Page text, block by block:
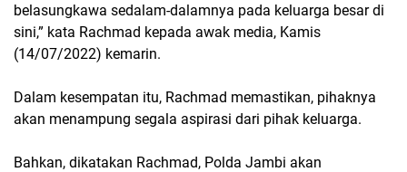
belasungkawa sedalam-dalamnya pada keluarga besar di
sini,” kata Rachmad kepada awak media, Kamis
(14/07/2022) kemarin.
Dalam kesempatan itu, Rachmad memastikan, pihaknya
akan menampung segala aspirasi dari pihak keluarga.
Bahkan, dikatakan Rachmad, Polda Jambi akan